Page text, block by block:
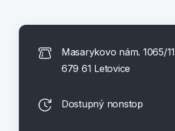
Masarykovo nám. 1065/11
679 61 Letovice
Dostupný nonstop